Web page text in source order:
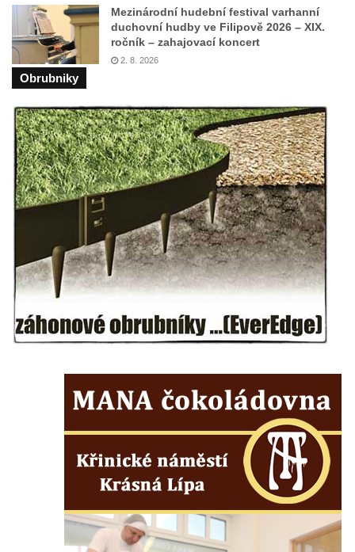
Mezinárodní hudební festival varhanní
duchovní hudby ve Filipově 2026 – XIX.
ročník – zahajovací koncert
2. 8. 2026
Obrubniky